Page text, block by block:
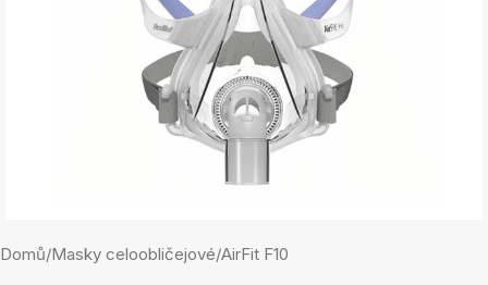
Domů/Masky celoobličejové/AirFit F10